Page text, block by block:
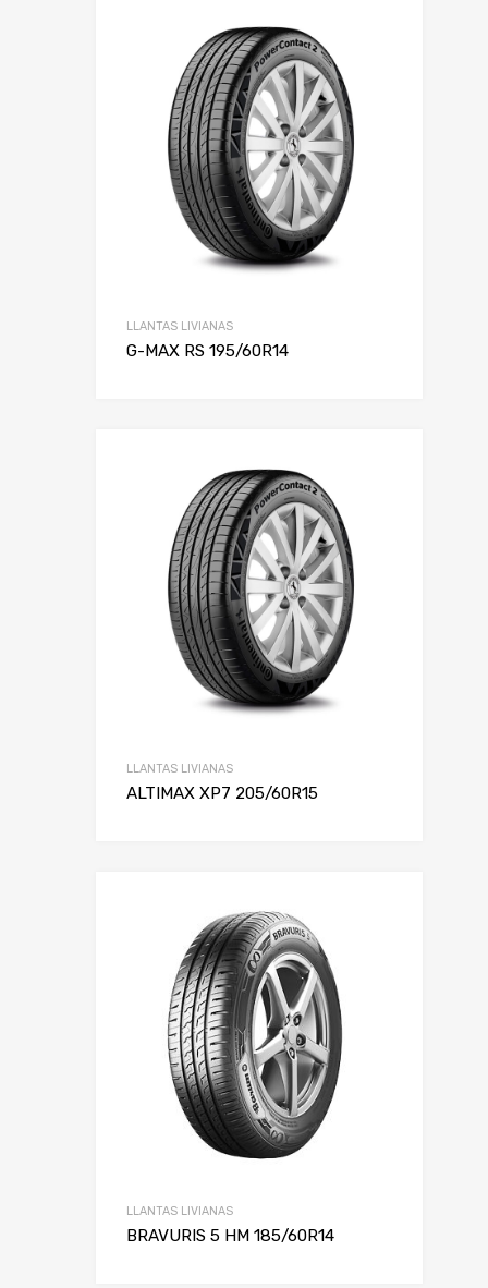
LLANTAS LIVIANAS
G-MAX RS 195/60R14
LLANTAS LIVIANAS
ALTIMAX XP7 205/60R15
LLANTAS LIVIANAS
BRAVURIS 5 HM 185/60R14